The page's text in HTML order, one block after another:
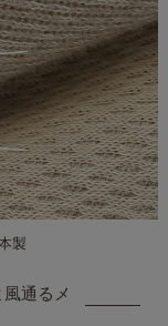
通るメ
製